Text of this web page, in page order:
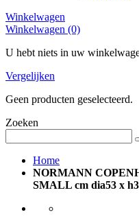
Winkelwagen
Winkelwagen (0)
U hebt niets in uw
Vergelijken
Geen producten geselecteerd.
Zoeken
Home
NORMANN
SMALL cm dia53 x